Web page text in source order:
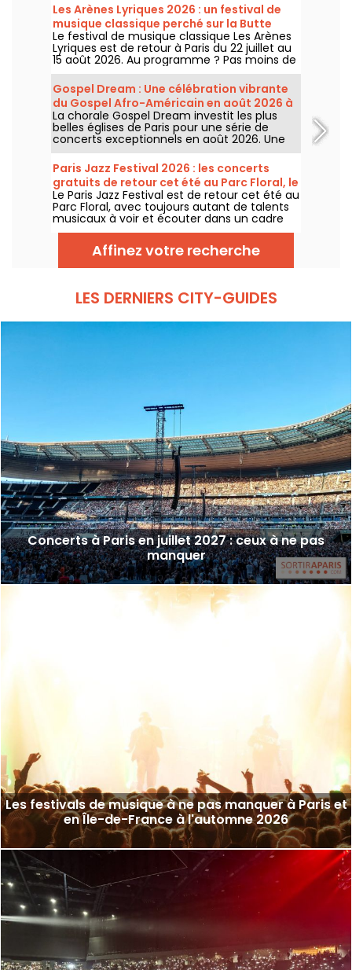
Les Arènes Lyriques 2026 : un festival de
musique classique perché sur la Butte
Montmartre
Le festival de musique classique Les Arènes
Lyriques est de retour à Paris du 22 juillet au
15 août 2026. Au programme ? Pas moins de
16 concerts donnés au sein des Arènes de
Montmartre, un cadre idyllique pour écouter
les grands classiques.
Gospel Dream : Une célébration vibrante
du Gospel Afro-Américain en août 2026 à
Paris
La chorale Gospel Dream investit les plus
belles églises de Paris pour une série de
concerts exceptionnels en août 2026. Une
expérience musicale unique qui célèbre
l'espoir, l'unité et la résilience à travers les
chants authentiques de l'Église Afro-
Américaine.
Paris Jazz Festival 2026 : les concerts
gratuits de retour cet été au Parc Floral, le
programme
Le Paris Jazz Festival est de retour cet été au
Parc Floral, avec toujours autant de talents
musicaux à voir et écouter dans un cadre
bucolique. Voici le programme des concerts
gratuits à découvrir du 24 juin au 6
septembre 2026 !
Affinez votre recherche
LES DERNIERS CITY-GUIDES
Concerts à Paris en juillet 2027 : ceux à ne pas
manquer
Les festivals de musique à ne pas manquer à Paris et
en Île-de-France à l'automne 2026